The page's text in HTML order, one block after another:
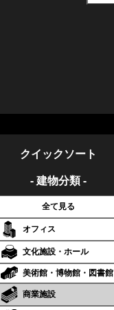
クイックソート
- 建物分類 -
全て見る
オフィス
文化施設・ホール
美術館・博物館・図書館
商業施設